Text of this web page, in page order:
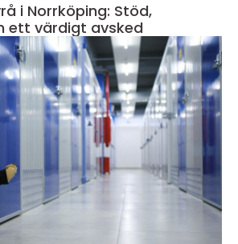
i Norrköping: Stöd,
ett värdigt avsked